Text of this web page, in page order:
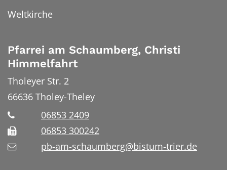
Weltkirche
Pfarrei am Schaumberg, Christi
Himmelfahrt
Tholeyer Str. 2
66636 Tholey-Theley
06853 2409
06853 300242
pb-am-schaumberg@bistum-trier.de